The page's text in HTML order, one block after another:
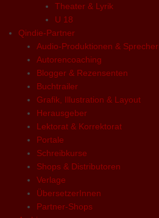
Theater & Lyrik
U 18
Qindie-Partner
Audio-Produktionen & Sprecher
Autorencoaching
Blogger & Rezensenten
Buchtrailer
Grafik, Illustration & Layout
Herausgeber
Lektorat & Korrektorat
Portale
Schreibkurse
Shops & Distributoren
Verlage
ÜbersetzerInnen
Partner-Shops